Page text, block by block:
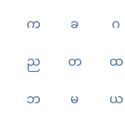
က
ခ ဂ
ည
တ ထ
ဘ
မ ယ